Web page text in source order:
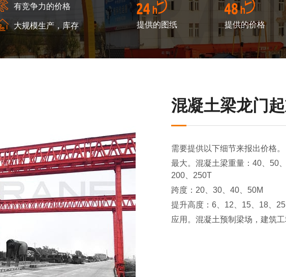
有竞争力的价格
大规模生产，库存
提供的图纸 提供的价格
混凝土梁龙门
需要提供以下细节来报出价格。
最大。混凝土梁重量：40、50
200、250T
跨度：20、30、40、50M
提升高度：6、12、15、18、
应用。混凝土预制梁场，建筑